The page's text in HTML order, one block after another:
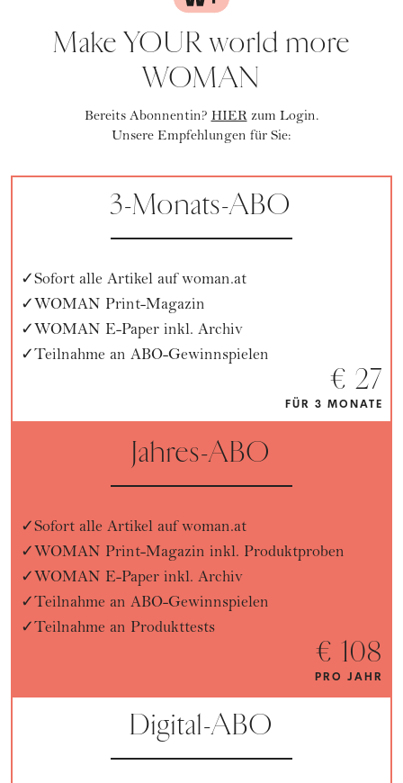
Make YOUR world more
WOMAN
Bereits Abonnentin?HIERzum Login.
Unsere Empfehlungen für Sie:
3-Monats-ABO
Sofort alle Artikel auf woman.at
WOMAN Print-Magazin
WOMAN E-Paper inkl. Archiv
Teilnahme an ABO-Gewinnspielen
€ 27
FÜR 3 MONATE
Jahres-ABO
Sofort alle Artikel auf woman.at
WOMAN Print-Magazin inkl. Produktproben
WOMAN E-Paper inkl. Archiv
Teilnahme an ABO-Gewinnspielen
Teilnahme an Produkttests
€ 108
PRO JAHR
Digital-ABO